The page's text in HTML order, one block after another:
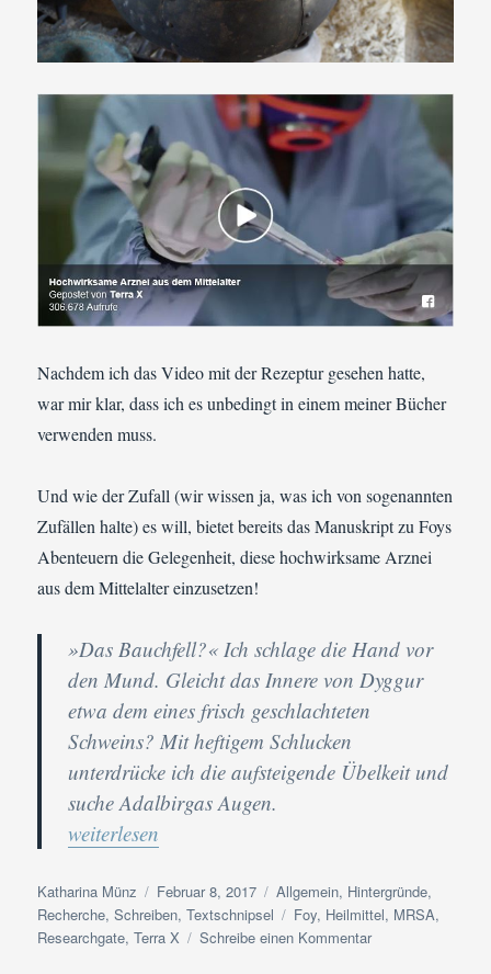
Nachdem ich das Video mit der Rezeptur gesehen hatte,
war mir klar, dass ich es unbedingt in einem meiner Bücher
verwenden muss.
Und wie der Zufall (wir wissen ja, was ich von sogenannten
Zufällen halte) es will, bietet bereits das Manuskript zu Foys
Abenteuern die Gelegenheit, diese hochwirksame Arznei
aus dem Mittelalter einzusetzen!
»Das Bauchfell?« Ich schlage die Hand vor
den Mund. Gleicht das Innere von Dyggur
etwa dem eines frisch geschlachteten
Schweins? Mit heftigem Schlucken
unterdrücke ich die aufsteigende Übelkeit und
suche Adalbirgas Augen.
„Aus dem Fundus der Autorin: MRSA-Heilmittel
weiterlesen
Autor
Katharina Münz
Veröffentlicht
am
Februar 8, 2017 Kategorien
Allgemein, Hintergründe,
Recherche,Schreiben,Textschnipsel Schlagwörter
Foy, Heilmittel, MRSA,
Researchgate,Terra X Schreibe einen Kommentarzu